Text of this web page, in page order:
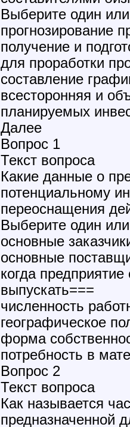
Выберите один
прогнозирование
получение и
для проработки
составление
всесторонняя и
планируемых
Далее
Вопрос 1
Текст вопроса
Какие данные о
потенциальному
переоснащения
Выберите один
основные
основные
когда
выпускать===
численность
географическое
форма
потребность в
Вопрос 2
Текст вопроса
Как называется
предназначенной